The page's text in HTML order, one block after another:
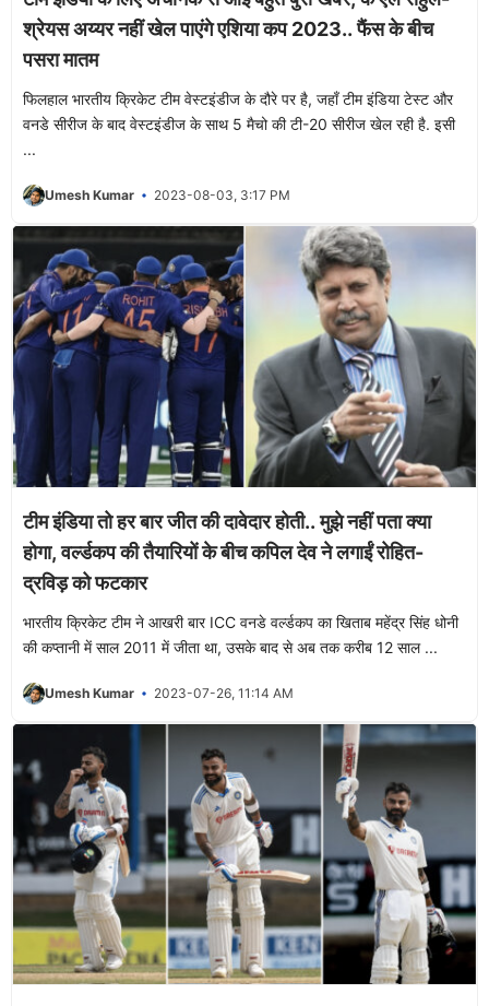
श्रेयस अय्यर नहीं खेल पाएंगे एशिया कप 2023.. फैंस के बीच
पसरा मातम
फिलहाल भारतीय क्रिकेट टीम वेस्टइंडीज के दौरे पर है, जहाँ टीम इंडिया टेस्ट और
वनडे सीरीज के बाद वेस्टइंडीज के साथ 5 मैचो की टी-20 सीरीज खेल रही है. इसी
...
Umesh Kumar 2023-08-03, 3:17 PM
टीम इंडिया तो हर बार जीत की दावेदार होती.. मुझे नहीं पता क्या
होगा, वर्ल्डकप की तैयारियों के बीच कपिल देव ने लगाईं रोहित-
द्रविड़ को फटकार
भारतीय क्रिकेट टीम ने आखरी बार ICC वनडे वर्ल्डकप का खिताब महेंद्र सिंह धोनी
की कप्तानी में साल 2011 में जीता था, उसके बाद से अब तक करीब 12 साल ...
Umesh Kumar 2023-07-26, 11:14 AM